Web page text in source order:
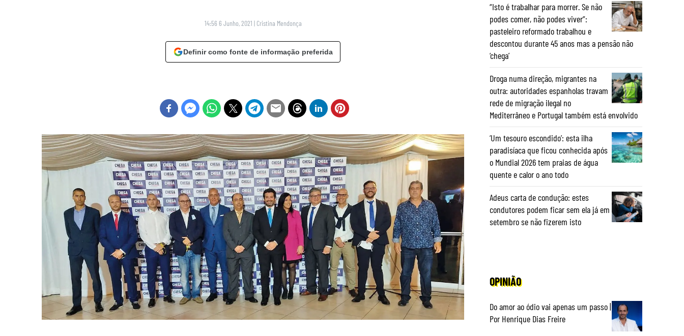
14:56 6 Junho, 2021 | Cristina Mendonça
Definir como fonte de informação preferida
“Isto é trabalhar para morrer. Se não
podes comer, não podes viver”:
pasteleiro reformado trabalhou e
descontou durante 45 anos mas a pensão não
‘chega’
Droga numa direção, migrantes na
outra: autoridades espanholas travam
rede de migração ilegal no
Mediterrâneo e Portugal também está envolvido
‘Um tesouro escondido’: esta ilha
paradisíaca que ficou conhecida após
o Mundial 2026 tem praias de água
quente e calor o ano todo
Adeus carta de condução: estes
condutores podem ficar sem ela já em
setembro se não fizerem isto
OPINIÃO
Do amor ao ódio vai apenas um passo |
Por Henrique Dias Freire